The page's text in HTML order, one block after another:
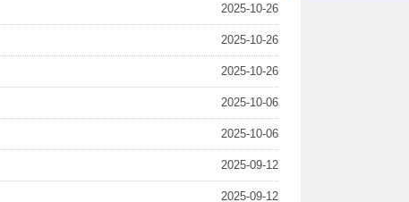
2025-10-26
2025-10-26
2025-10-26
2025-10-06
2025-10-06
2025-09-12
2025-09-12